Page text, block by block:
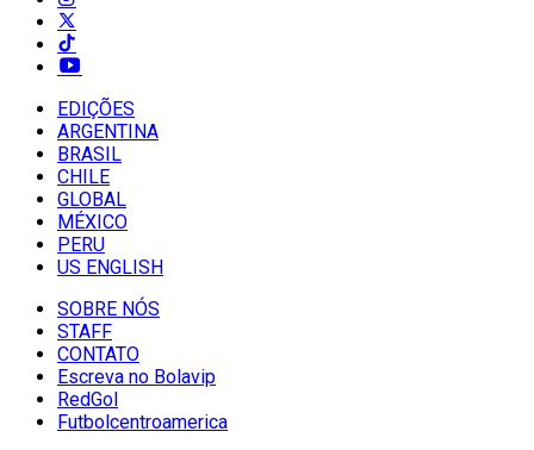
EDIÇÕES
ARGENTINA
BRASIL
CHILE
GLOBAL
MÉXICO
PERU
US ENGLISH
SOBRE NÓS
STAFF
CONTATO
Escreva no Bolavip
RedGol
Futbolcentroamerica